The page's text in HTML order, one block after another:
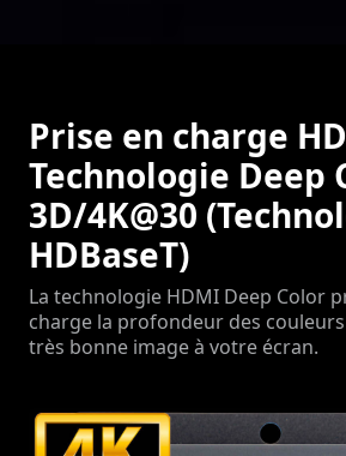
Prise en charge
Technologie Deep
3D/4K@30
HDBaseT)
La technologie HDMI Deep Color
charge la profondeur des
très bonne image à votre écran.